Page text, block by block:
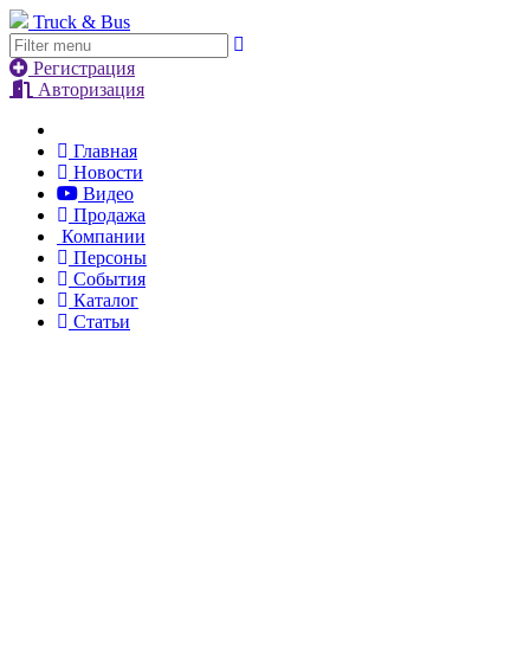
Truck & Bus
Регистрация
Авторизация
Главная
Новости
Видео
Продажа
Компании
Персоны
События
Каталог
Статьи